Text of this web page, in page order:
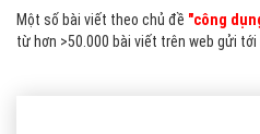
Một số bài viết theo chủ đề "công
từ hơn >50.000 bài viết trên web gửi tới